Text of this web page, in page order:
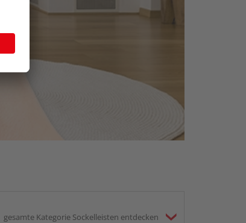
gesamte Kategorie Sockelleisten entdecken